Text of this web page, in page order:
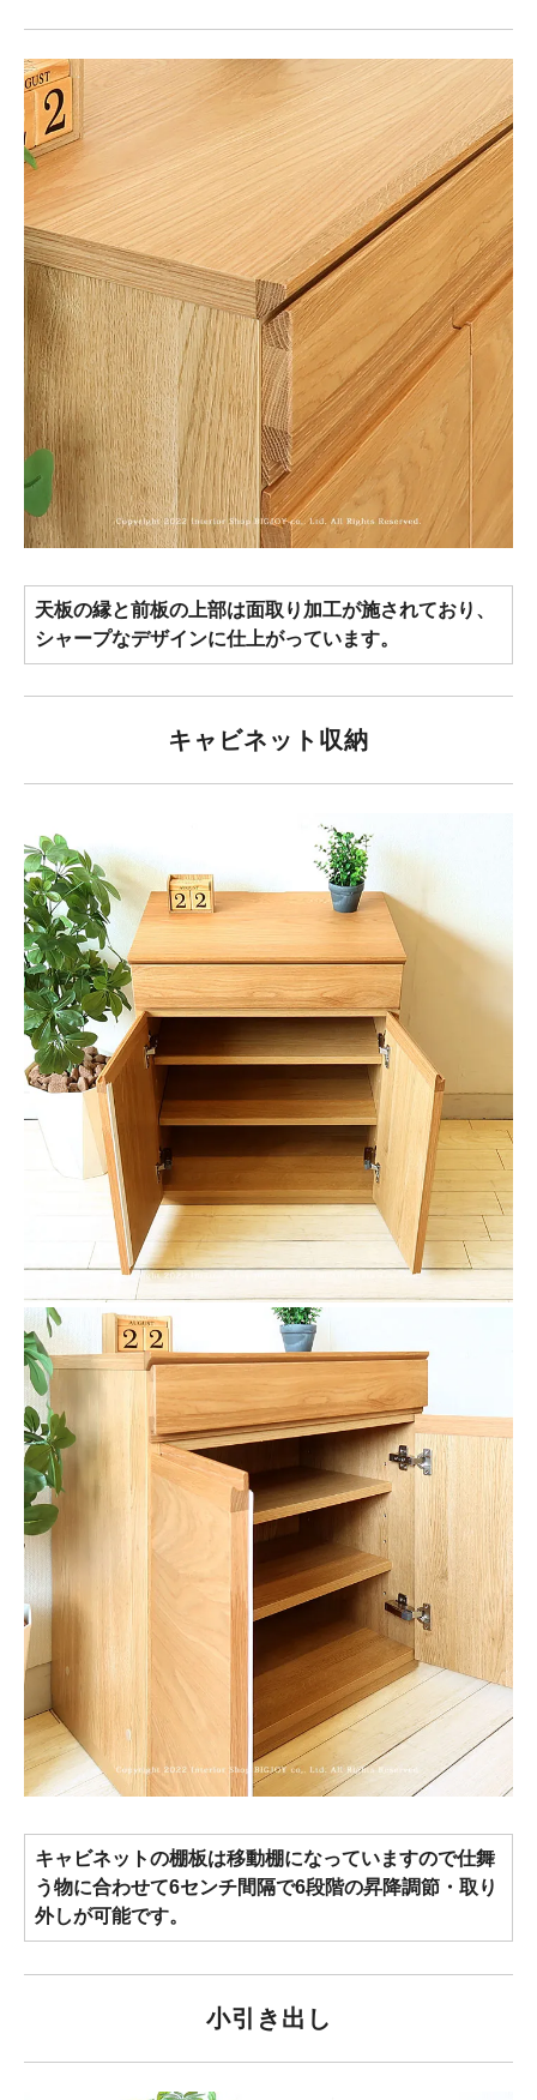
天板の縁と前板の上部は面取り加工が施されており、
シャープなデザインに仕上がっています。
キャビネット収納
キャビネットの棚板は移動棚になっていますので仕舞
う物に合わせて6センチ間隔で6段階の昇降調節・取り
外しが可能です。
小引き出し